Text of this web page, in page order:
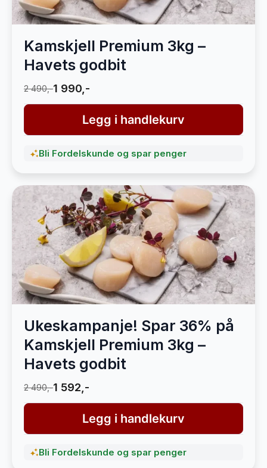
Kamskjell Premium 3kg –
Havets godbit
2 490,-1 990,-
Legg i handlekurv
Bli Fordelskunde og spar penger
Ukeskampanje! Spar 36% på
Kamskjell Premium 3kg –
Havets godbit
2 490,-1 592,-
Legg i handlekurv
Bli Fordelskunde og spar penger